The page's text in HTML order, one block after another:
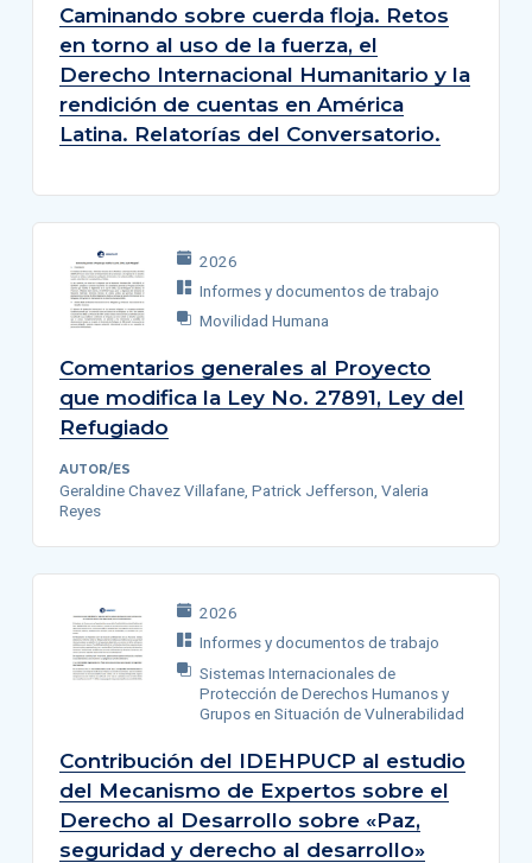
Caminando sobre cuerda floja. Retos
en torno al uso de la fuerza, el
Derecho Internacional Humanitario y la
rendición de cuentas en América
Latina. Relatorías del Conversatorio.
2026
Informes y documentos de trabajo
Movilidad Humana
Comentarios generales al Proyecto
que modifica la Ley No. 27891, Ley del
Refugiado
AUTOR/ES
Geraldine Chavez Villafane, Patrick Jefferson, Valeria
Reyes
2026
Informes y documentos de trabajo
Sistemas Internacionales de
Protección de Derechos Humanos y
Grupos en Situación de Vulnerabilidad
Contribución del IDEHPUCP al estudio
del Mecanismo de Expertos sobre el
Derecho al Desarrollo sobre «Paz,
seguridad y derecho al desarrollo»